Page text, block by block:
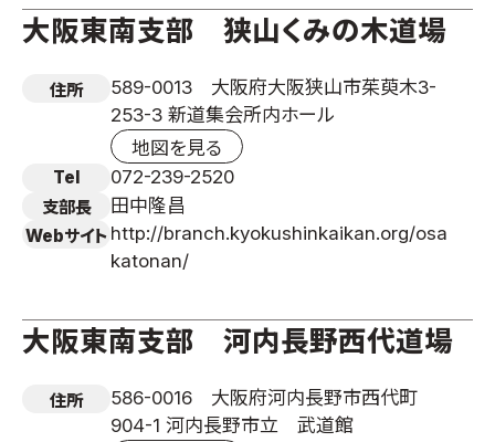
大阪東南支部 狭山くみの木道場
住所
589-0013 大阪府大阪狭山市茱萸木3-
253-3 新道集会所内ホール
地図を見る
Tel 072-239-2520
支部長 田中隆昌
Webサイト http://branch.kyokushinkaikan.org/osa
katonan/
大阪東南支部 河内長野西代道場
住所
586-0016 大阪府河内長野市西代町
904-1 河内長野市立 武道館